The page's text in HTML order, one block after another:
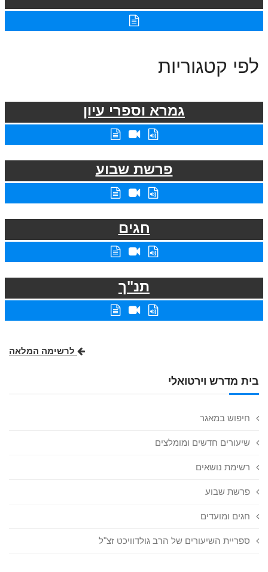
בית מדרש וירטואלי
חיפוש במאגר
שיעורים חדשים ומומלצים
רשימת נושאים
פרשת שבוע
חגים ומועדים
ספריית השיעורים של הרב גולדוויכט זצ"ל
לפי קטגוריות
גמרא וספרי עיון
פרשת שבוע
חגים
תנ"ך
לרשימה המלאה